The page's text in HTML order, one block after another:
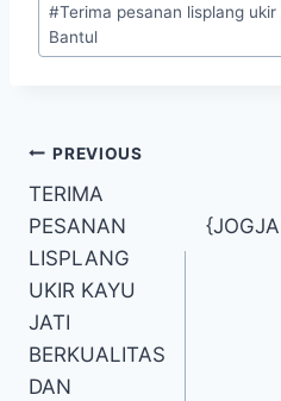
#Terima pesanan lisplang
Bantul
PREVIOUS
TERIMA
PESANAN
LISPLANG
UKIR KAYU
JATI
BERKUALITAS
DAN